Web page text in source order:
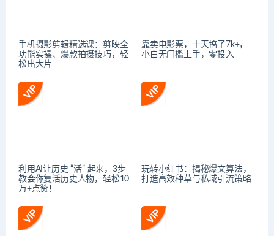
手机摄影剪辑精选课：剪映全
功能实操、爆款拍摄技巧，轻
松出大片
靠卖电影票，十天搞了7k+，
小白无门槛上手，零投入
利用AI让历史 “活” 起来，3步
教会你复活历史人物，轻松10
万+点赞！
玩转小红书：揭秘爆文算法，
打造高效种草与私域引流策略